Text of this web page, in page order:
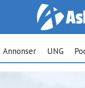
Annonser UNG